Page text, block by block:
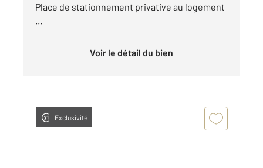
Place de stationnement privative au logement
Voir le détail du bien
Exclusivité